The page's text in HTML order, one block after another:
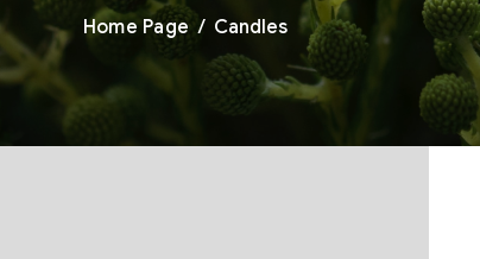
Home Page / Candles